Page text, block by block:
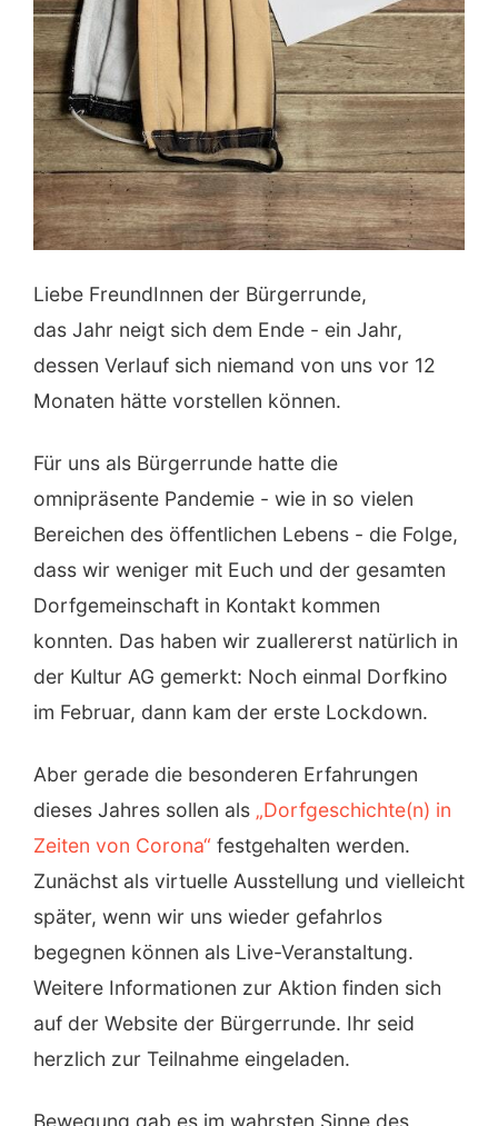
Liebe FreundInnen der Bürgerrunde,
das Jahr neigt sich dem Ende - ein Jahr,
dessen Verlauf sich niemand von uns vor 12
Monaten hätte vorstellen können.
Für uns als Bürgerrunde hatte die
omnipräsente Pandemie - wie in so vielen
Bereichen des öffentlichen Lebens - die Folge,
dass wir weniger mit Euch und der gesamten
Dorfgemeinschaft in Kontakt kommen
konnten. Das haben wir zuallererst natürlich in
der Kultur AG gemerkt: Noch einmal Dorfkino
im Februar, dann kam der erste Lockdown.
Aber gerade die besonderen Erfahrungen
dieses Jahres sollen als „Dorfgeschichte(n) in
Zeiten von Corona“ festgehalten werden.
Zunächst als virtuelle Ausstellung und vielleicht
später, wenn wir uns wieder gefahrlos
begegnen können als Live-Veranstaltung.
Weitere Informationen zur Aktion finden sich
auf der Website der Bürgerrunde. Ihr seid
herzlich zur Teilnahme eingeladen.
Bewegung gab es im wahrsten Sinne des